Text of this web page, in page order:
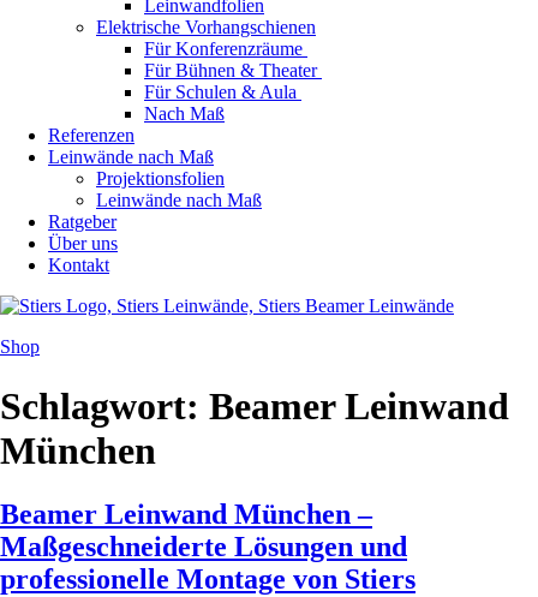
Leinwandfolien
Elektrische Vorhangschienen
Für Konferenzräume
Für Bühnen & Theater
Für Schulen & Aula
Nach Maß
Referenzen
Leinwände nach Maß
Projektionsfolien
Leinwände nach Maß
Ratgeber
Über uns
Kontakt
Shop
Schlagwort: Beamer Leinwand
München
Beamer Leinwand München –
Maßgeschneiderte Lösungen und
professionelle Montage von Stiers